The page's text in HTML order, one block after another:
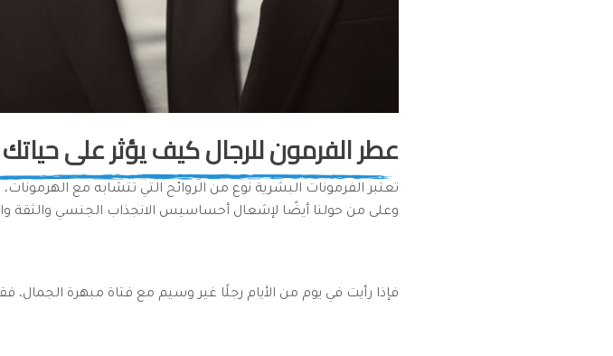
عطر الفرمون للرجال كيف يؤثر على
تعتبر الفرمونات البشرية نوع من الروائح التي تتشابه مع
وعلى من حولنا أيضًا لإشعال أحساسيس الانجذاب الجنسي والثقة
فإذا رأيت في يوم من الأيام رجلًا غير وسيم مع فتاة مبهرة الجمال،